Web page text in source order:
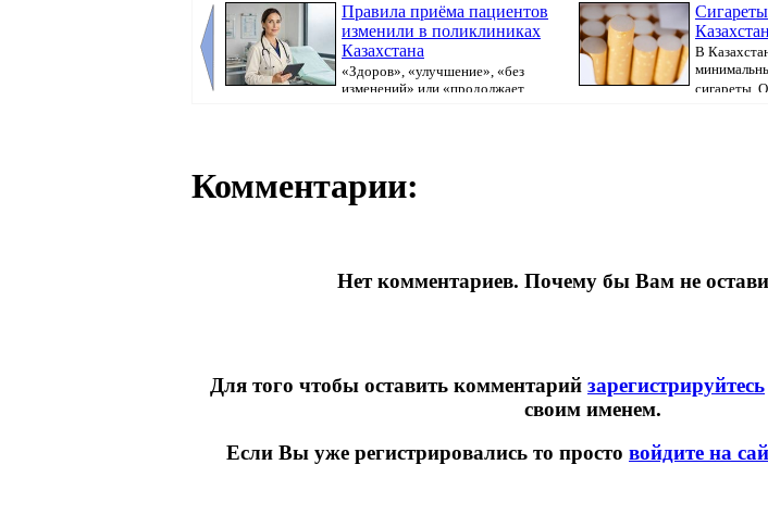
Правила приёма пациентов
изменили в поликлиниках
Казахстана
«Здоров», «улучшение», «без
изменений» или «продолжает
В
сигареты.
Комментарии:
Нет комментариев. Почему бы Вам не
Для того чтобы оставить комментарий зарегистрируйтесь
своим именем.
Если Вы уже регистрировались то просто войдите на